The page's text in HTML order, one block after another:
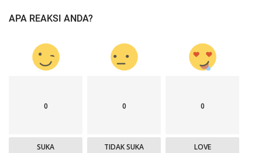
APA REAKSI ANDA?
0
SUKA
0
TIDAK SUKA
0
LOVE